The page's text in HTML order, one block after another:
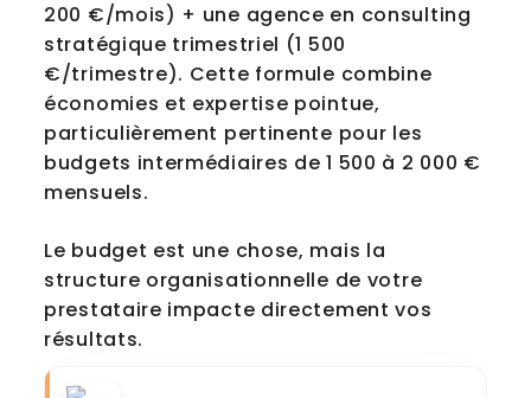
200 €/mois) + une agence en consulting
stratégique trimestriel (1 500
€/trimestre). Cette formule combine
économies et expertise pointue,
particulièrement pertinente pour les
budgets intermédiaires de 1 500 à 2 000 €
mensuels.
Le budget est une chose, mais la
structure organisationnelle de votre
prestataire impacte directement vos
résultats.